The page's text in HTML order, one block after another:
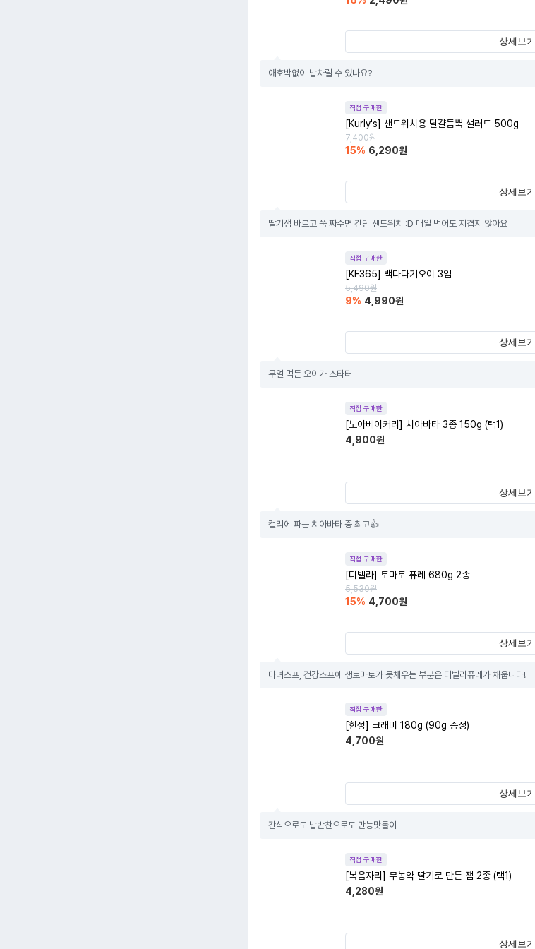
상세보기
애호박없이 밥차릴 수 있나요?
직접 구매한
[Kurly's] 샌드위치용 달걀듬뿍 샐러드 500g
7,400원
15% 6,290원
상세보기
딸기잼 바르고 쭉 짜주면 간단 샌드위치 :D 매일 먹어도 지겹지 않아요
직접 구매한
[KF365] 백다다기오이 3입
5,490원
9% 4,990원
상세보기
무얼 먹든 오이가 스타터
직접 구매한
[노아베이커리] 치아바타 3종 150g (택1)
4,900원
상세보기
컬리에 파는 치아바타 중 최고👍
직접 구매한
[디벨라] 토마토 퓨레 680g 2종
5,530원
15% 4,700원
상세보기
마녀스프, 건강스프에 생토마토가 못채우는 부분은 디벨라퓨레가 채웁니다!
직접 구매한
[한성] 크래미 180g (90g 증정)
4,700원
상세보기
간식으로도 밥반찬으로도 만능맛돌이
직접 구매한
[복음자리] 무농약 딸기로 만든 잼 2종 (택1)
4,280원
상세보기